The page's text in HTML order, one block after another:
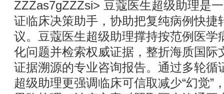
ZZZas7gZZZsi> 豆蔻医生超级助理是
证临床决策助手，协助把复纯病例快捷
议。豆蔻医生超级助理撑持按范例医学
化问题并检索权威证据，整折海质国际
证据溯源的专业咨询报告。通过多轮循
超级助理更强调临床可信取减少“幻觉”